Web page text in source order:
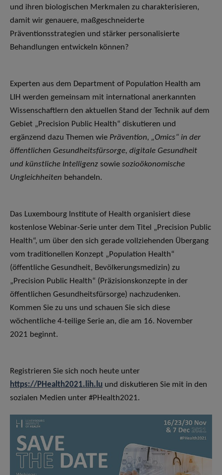
und ihren biologischen Merkmalen zu charakterisieren,
damit wir genauere, maßgeschneiderte
Präventionsstrategien und stärker personalisierte
Behandlungen entwickeln können?
Experten aus dem Department of Population Health am
LIH werden gemeinsam mit international anerkannten
Wissenschaftlern den aktuellen Stand der Technik auf dem
Gebiet „Precision Public Health“ diskutieren und
ergänzend dazu Themen wie Prävention, „Omics“ in der
öffentlichen Gesundheitsfürsorge, digitale Gesundheit
und künstliche Intelligenz sowie sozioökonomische
Ungleichheiten behandeln.
Das Luxembourg Institute of Health organisiert diese
kostenlose Webinar-Serie unter dem Titel „Precision Public
Health“, um über den sich gerade vollziehenden Übergang
vom traditionellen Konzept „Population Health“
(öffentliche Gesundheit, Bevölkerungsmedizin) zu
„Precision Public Health“ (Präzisionskonzepte in der
öffentlichen Gesundheitsfürsorge) nachzudenken.
Kommen Sie zu uns und schauen Sie sich diese
wöchentliche 4-teilige Serie an, die am 16. November
2021 beginnt.
Registrieren Sie sich noch heute unter
https://PHealth2021.lih.lu und diskutieren Sie mit in den
sozialen Medien unter #PHealth2021.